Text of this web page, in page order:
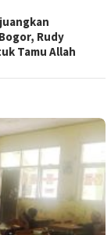
Rudy
Tamu Allah